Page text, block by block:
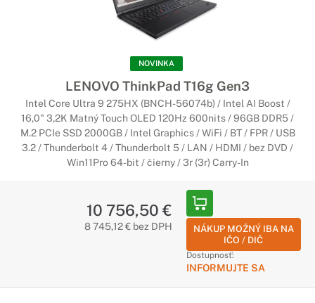
vysokovýkonné herné notebooky dopĺňajúce náš rad
inovatívnych konvertibilných zariadení Yoga.
Notebooky Lenovo YOGA
Flexibilné a štýlové zariadenia
Vďaka kombinácii flexibility a inovatívnych technológií
ponúkajú tieto notebooky 2 v 1 a zariadenia Ultrabook vysoký
výkon, úžasný dizajn a štyri rôzne režimy používania.
Výsledkom je neprekonateľná flexibilnosť prenosných
Notebooky Lenovo V séria
Štýlový dizajn, maximálna zábava
Notebooky Lenovo poháňanú vašu predstavivosť a zmysel pre
sebavyjadrenie, či už ste častým cestovateľom, extrémnym
NOVINKA
LENOVO ThinkPad T16g Gen3
Intel Core Ultra 9 275HX (BNCH-56074b) / Intel AI Boost /
16,0" 3,2K Matný Touch OLED 120Hz 600nits / 96GB DDR5 /
M.2 PCIe SSD 2000GB / Intel Graphics / WiFi / BT / FPR / USB
3.2 / Thunderbolt 4 / Thunderbolt 5 / LAN / HDMI / bez DVD /
Win11Pro 64-bit / čierny / 3r (3r) Carry-In
10 756,50 €
8 745,12 € bez DPH
NÁKUP MOŽNÝ IBA NA
IČO / DIČ
Dostupnosť:
INFORMUJTE SA